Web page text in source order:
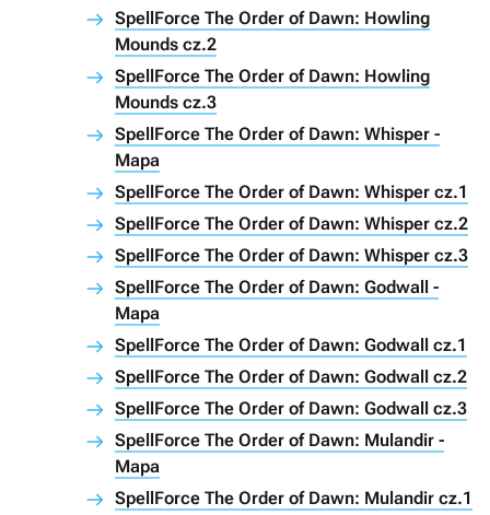
SpellForce The Order of Dawn: Howling
Mounds cz.2
SpellForce The Order of Dawn: Howling
Mounds cz.3
SpellForce The Order of Dawn: Whisper -
Mapa
SpellForce The Order of Dawn: Whisper cz.1
SpellForce The Order of Dawn: Whisper cz.2
SpellForce The Order of Dawn: Whisper cz.3
SpellForce The Order of Dawn: Godwall -
Mapa
SpellForce The Order of Dawn: Godwall cz.1
SpellForce The Order of Dawn: Godwall cz.2
SpellForce The Order of Dawn: Godwall cz.3
SpellForce The Order of Dawn: Mulandir -
Mapa
SpellForce The Order of Dawn: Mulandir cz.1